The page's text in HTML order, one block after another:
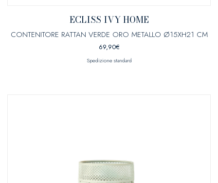
ECLISS IVY HOME
CONTENITORE RATTAN VERDE ORO METALLO Ø15XH21 CM
69,90€
Spedizione standard